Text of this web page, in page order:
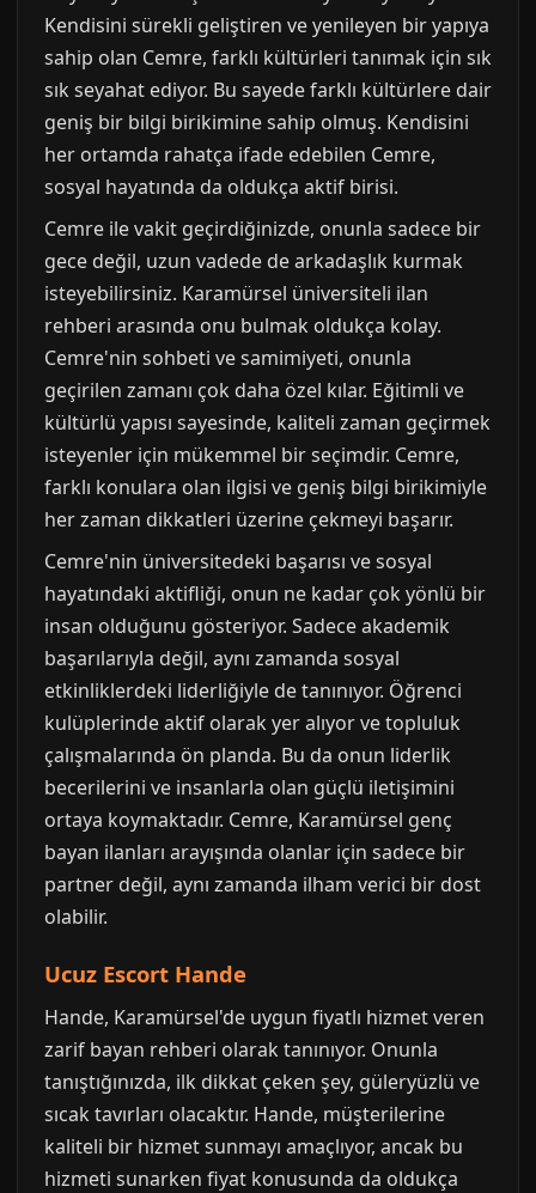
Kendisini sürekli geliştiren ve yenileyen bir yapıya
sahip olan Cemre, farklı kültürleri tanımak için sık
sık seyahat ediyor. Bu sayede farklı kültürlere dair
geniş bir bilgi birikimine sahip olmuş. Kendisini
her ortamda rahatça ifade edebilen Cemre,
sosyal hayatında da oldukça aktif birisi.
Cemre ile vakit geçirdiğinizde, onunla sadece bir
gece değil, uzun vadede de arkadaşlık kurmak
isteyebilirsiniz. Karamürsel üniversiteli ilan
rehberi arasında onu bulmak oldukça kolay.
Cemre'nin sohbeti ve samimiyeti, onunla
geçirilen zamanı çok daha özel kılar. Eğitimli ve
kültürlü yapısı sayesinde, kaliteli zaman geçirmek
isteyenler için mükemmel bir seçimdir. Cemre,
farklı konulara olan ilgisi ve geniş bilgi birikimiyle
her zaman dikkatleri üzerine çekmeyi başarır.
Cemre'nin üniversitedeki başarısı ve sosyal
hayatındaki aktifliği, onun ne kadar çok yönlü bir
insan olduğunu gösteriyor. Sadece akademik
başarılarıyla değil, aynı zamanda sosyal
etkinliklerdeki liderliğiyle de tanınıyor. Öğrenci
kulüplerinde aktif olarak yer alıyor ve topluluk
çalışmalarında ön planda. Bu da onun liderlik
becerilerini ve insanlarla olan güçlü iletişimini
ortaya koymaktadır. Cemre, Karamürsel genç
bayan ilanları arayışında olanlar için sadece bir
partner değil, aynı zamanda ilham verici bir dost
olabilir.
Ucuz Escort Hande
Hande, Karamürsel'de uygun fiyatlı hizmet veren
zarif bayan rehberi olarak tanınıyor. Onunla
tanıştığınızda, ilk dikkat çeken şey, güleryüzlü ve
sıcak tavırları olacaktır. Hande, müşterilerine
kaliteli bir hizmet sunmayı amaçlıyor, ancak bu
hizmeti sunarken fiyat konusunda da oldukça